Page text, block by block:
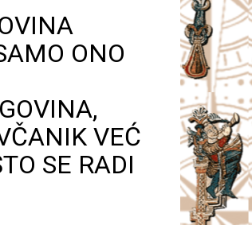
ONO
VEĆ
SE RADI